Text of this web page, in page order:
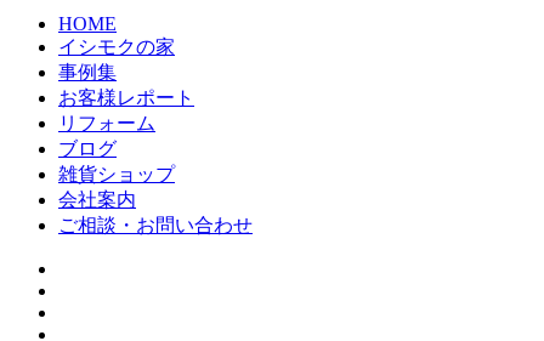
HOME
イシモクの家
事例集
お客様レポート
リフォーム
ブログ
雑貨ショップ
会社案内
ご相談・お問い合わせ